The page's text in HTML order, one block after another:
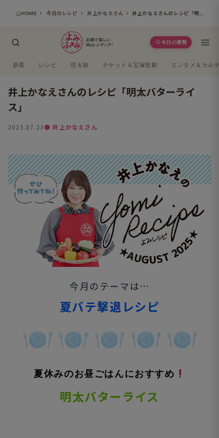
HOME 今日のレシピ 井上かなえさん 井上かなえさんのレシピ「明太バターライス」
今日の運勢
新着 レシピ 宿＆旅 チケット＆宝塚歌劇 エンタメ＆カル
井上かなえさんのレシピ「明太バターライ
ス」
2025.07.23● 井上かなえさん
今月のテーマは…
夏バテ撃退レシピ
夏休みのお昼ごはんにおすすめ
明太バターライス